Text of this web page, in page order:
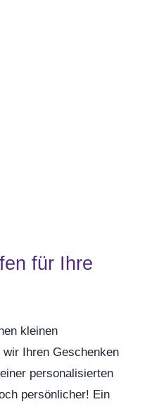
für Ihre
kleinen
Ihren Geschenken
personalisierten
persönlicher! Ein